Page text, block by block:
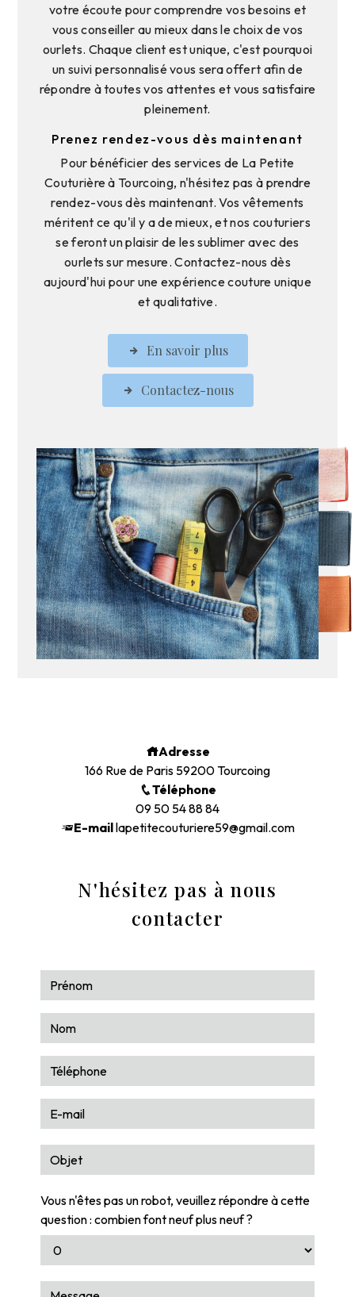
votre écoute pour comprendre vos besoins et
vous conseiller au mieux dans le choix de vos
ourlets. Chaque client est unique, c'est pourquoi
un suivi personnalisé vous sera offert afin de
répondre à toutes vos attentes et vous satisfaire
pleinement.
Prenez rendez-vous dès maintenant
Pour bénéficier des services de La Petite
Couturière à Tourcoing, n'hésitez pas à prendre
rendez-vous dès maintenant. Vos vêtements
méritent ce qu'il y a de mieux, et nos couturiers
se feront un plaisir de les sublimer avec des
ourlets sur mesure. Contactez-nous dès
aujourd'hui pour une expérience couture unique
et qualitative.
En savoir plus
Contactez-nous
Adresse
166 Rue de Paris 59200 Tourcoing
Téléphone
09 50 54 88 84
E-maillapetitecouturiere59@gmail.com
N'hésitez pas à nous
contacter
Vous n'êtes pas un robot, veuillez répondre à cette
question : combien font neuf plus neuf ?